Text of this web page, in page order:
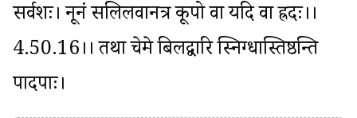
सर्वशः। नूनं सलिलवानत्र कूपो वा यदि वा ह्रदः।।
4.50.16।। तथा चेमे बिलद्वारि स्निग्धास्तिष्ठन्ति
पादपाः।